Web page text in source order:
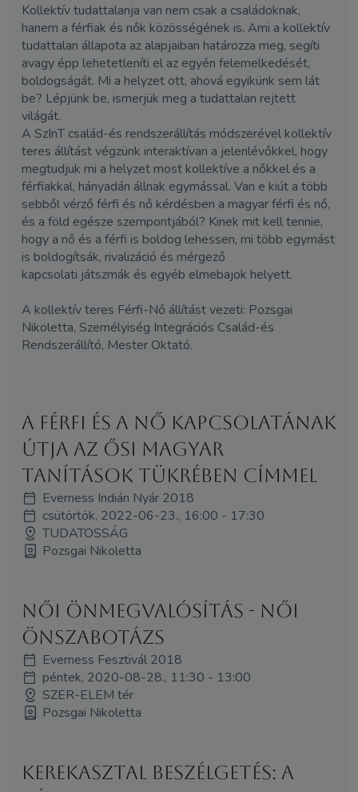
Kollektív tudattalanja van nem csak a családoknak,
hanem a férfiak és nők közösségének is. Ami a kollektív
tudattalan állapota az alapjaiban határozza meg, segíti
avagy épp lehetetleníti el az egyén felemelkedését,
boldogságát. Mi a helyzet ott, ahová egyikünk sem lát
be? Lépjünk be, ismerjük meg a tudattalan rejtett
világát.
A SzInT család-és rendszerállítás módszerével kollektív
teres állítást végzünk interaktívan a jelenlévőkkel, hogy
megtudjuk mi a helyzet most kollektíve a nőkkel és a
férfiakkal, hányadán állnak egymással. Van e kiút a több
sebből vérző férfi és nő kérdésben a magyar férfi és nő,
és a föld egésze szempontjából? Kinek mit kell tennie,
hogy a nő és a férfi is boldog lehessen, mi több egymást
is boldogítsák, rivalizáció és mérgező
kapcsolati játszmák és egyéb elmebajok helyett.
A kollektív teres Férfi-Nő állítást vezeti: Pozsgai
Nikoletta, Személyiség Integrációs Család-és
Rendszerállító, Mester Oktató.
A Férfi és a Nő kapcsolatának
útja az ősi magyar
tanítások tükrében címmel
Everness Indián Nyár 2018
csütörtök, 2022-06-23., 16:00 - 17:30
TUDATOSSÁG
Pozsgai Nikoletta
Női önmegvalósítás - női
önszabotázs
Everness Fesztivál 2018
péntek, 2020-08-28., 11:30 - 13:00
SZER-ELEM tér
Pozsgai Nikoletta
Kerekasztal beszélgetés: A